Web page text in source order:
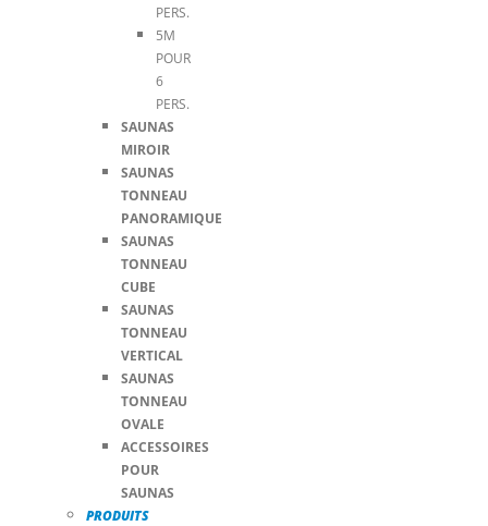
PERS.
5M
POUR
6
PERS.
SAUNAS
MIROIR
SAUNAS
TONNEAU
PANORAMIQUE
SAUNAS
TONNEAU
CUBE
SAUNAS
TONNEAU
VERTICAL
SAUNAS
TONNEAU
OVALE
ACCESSOIRES
POUR
SAUNAS
PRODUITS